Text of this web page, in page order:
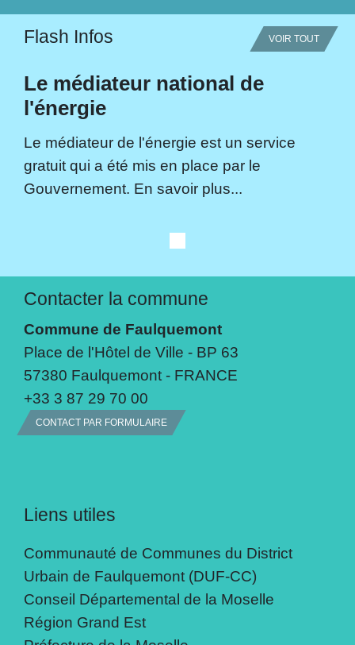
Flash Infos VOIR TOUT
Le médiateur national de
l'énergie
Le médiateur de l'énergie est un service
gratuit qui a été mis en place par le
Gouvernement. En savoir plus...
Contacter la commune
Commune de Faulquemont
Place de l'Hôtel de Ville - BP 63
57380 Faulquemont - FRANCE
+33 3 87 29 70 00
CONTACT PAR FORMULAIRE
Liens utiles
Communauté de Communes du District
Urbain de Faulquemont (DUF-CC)
Conseil Départemental de la Moselle
Région Grand Est